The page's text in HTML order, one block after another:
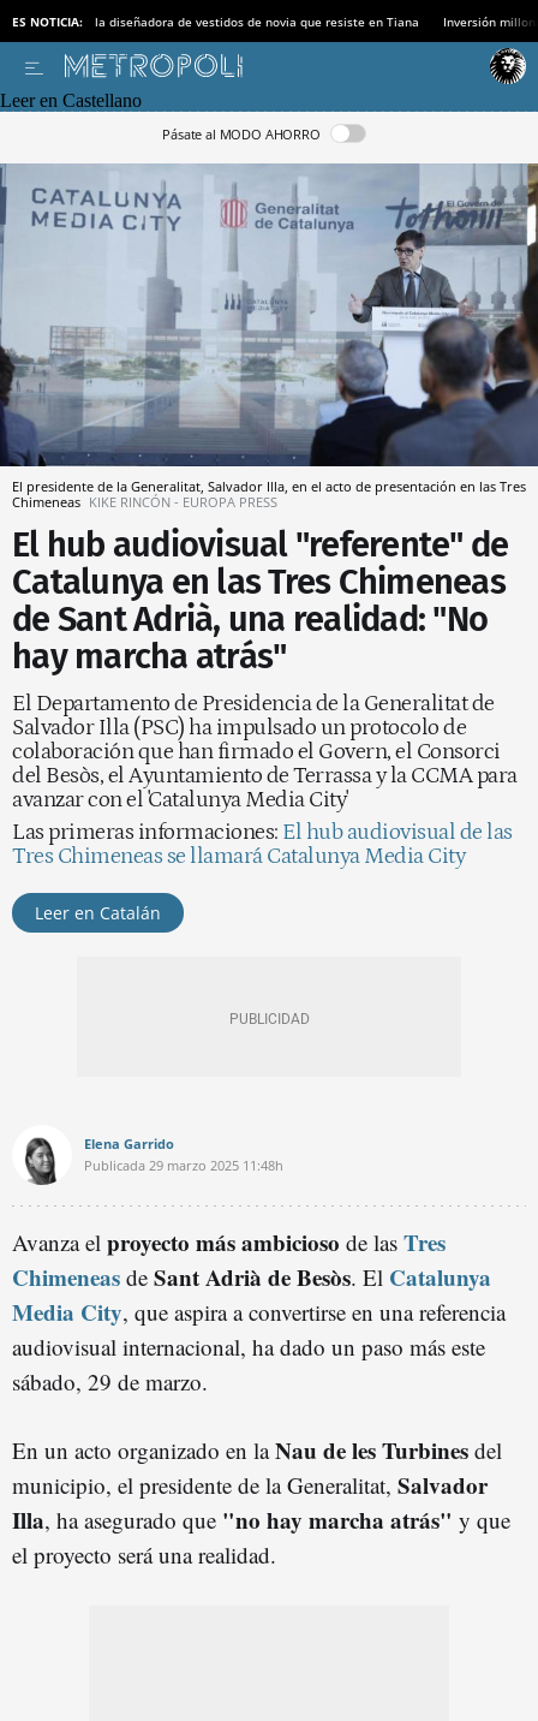
ES NOTICIA: la diseñadora de vestidos de novia que resiste en Tiana Inversión
Leer en Castellano
Pásate al MODO AHORRO
El presidente de la Generalitat, Salvador Illa, en el acto de presentación en las Tres
Chimeneas KIKE RINCÓN - EUROPA PRESS
El hub audiovisual "referente" de
Catalunya en las Tres Chimeneas
de Sant Adrià, una realidad: "No
hay marcha atrás"
El Departamento de Presidencia de la Generalitat de
Salvador Illa (PSC) ha impulsado un protocolo de
colaboración que han firmado el Govern, el Consorci
del Besòs, el Ayuntamiento de Terrassa y la CCMA para
avanzar con el 'Catalunya Media City'
Las primeras informaciones: El hub audiovisual de las
Tres Chimeneas se llamará Catalunya Media City
Leer en Catalán
Elena Garrido
Publicada 29 marzo 2025 11:48h
Avanza el proyecto más ambicioso de las Tres
Chimeneas de Sant Adrià de Besòs. El Catalunya
Media City, que aspira a convertirse en una referencia
audiovisual internacional, ha dado un paso más este
sábado, 29 de marzo.
En un acto organizado en laNau de les Turbines del
municipio, el presidente de la Generalitat, Salvador
Illa, ha asegurado que "no hay marcha atrás" y que
el proyecto será una realidad.